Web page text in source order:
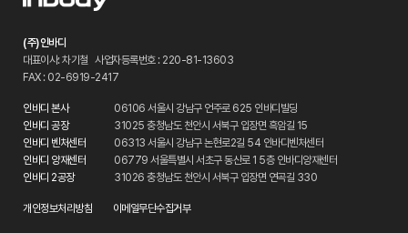
(주)인바디
대표이사: 차기철 사업자등록번호 : 220-81-13603
FAX : 02-6919-2417
인바디 본사
06106 서울시 강남구 언주로 625 인바디빌딩
인바디 공장
31025 충청남도 천안시 서북구 입장면 흑암길 15
인바디 벤처센터
06313 서울시 강남구 논현로2길 54 인바디벤처센터
인바디 양재센터
06779 서울특별시 서초구 동산로 1 5층 인바디양재센터
인바디 2공장
31026 충청남도 천안시 서북구 입장면 연곡길 330
개인정보처리방침 이메일무단수집거부